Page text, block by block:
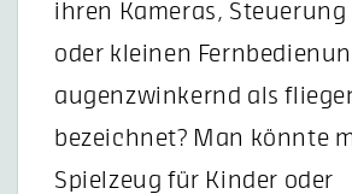
ihren Kameras, Steuerung
oder kleinen
augenzwinkernd als
bezeichnet? Man könnte
Spielzeug für Kinder oder